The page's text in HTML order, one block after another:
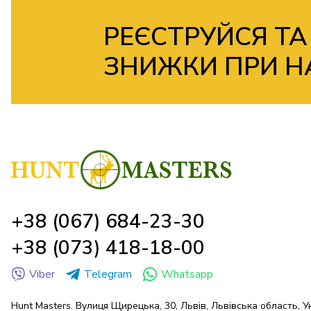
РЕЄСТРУЙСЯ
ЗНИЖКИ ПРИ
+38 (067) 684-23-30
+38 (073) 418-18-00
Viber Telegram Whatsapp
Hunt Masters. Вулиця Щирецька, 30, Львів, Львівська область,